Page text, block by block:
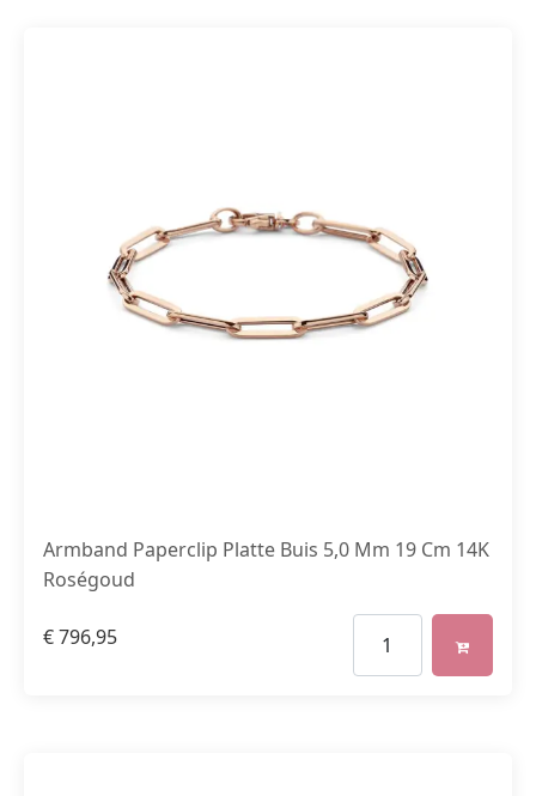
Armband Paperclip Platte Buis 5,0 Mm 19 Cm 14K
Roségoud
€796,95